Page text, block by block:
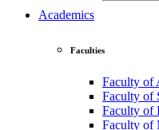
Academics
Faculties
Faculty of
Faculty of
Faculty of
Faculty of